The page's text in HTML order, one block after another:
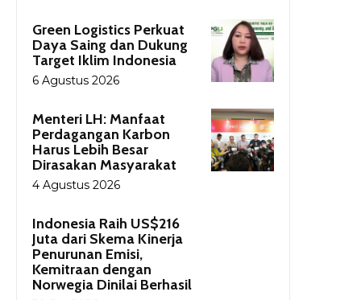
Green Logistics Perkuat
Daya Saing dan Dukung
Target Iklim Indonesia
6 Agustus 2026
Menteri LH: Manfaat
Perdagangan Karbon
Harus Lebih Besar
Dirasakan Masyarakat
4 Agustus 2026
Indonesia Raih US$216
Juta dari Skema Kinerja
Penurunan Emisi,
Kemitraan dengan
Norwegia Dinilai Berhasil